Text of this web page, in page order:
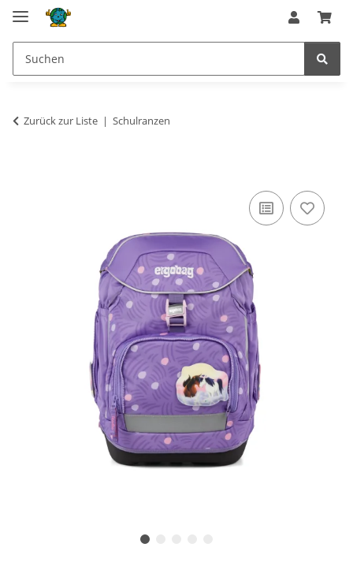
Zurück zur Liste Schulranzen